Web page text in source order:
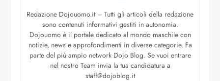
Redazione Dojouomo.it – Tutti gli articoli della redazione
sono contenuti informativi gestiti in autonomia.
Dojouomo è il portale dedicato al mondo maschile con
notizie, news e approfondimenti in diverse categorie. Fa
parte del più ampio network Dojo Blog. Se vuoi entrare
nel nostro Team invia la tua candidatura a
staff@dojoblog.it